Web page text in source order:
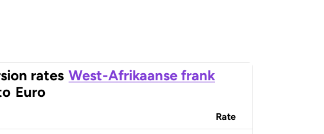
rates West-Afrikaanse frank
Euro
Rate